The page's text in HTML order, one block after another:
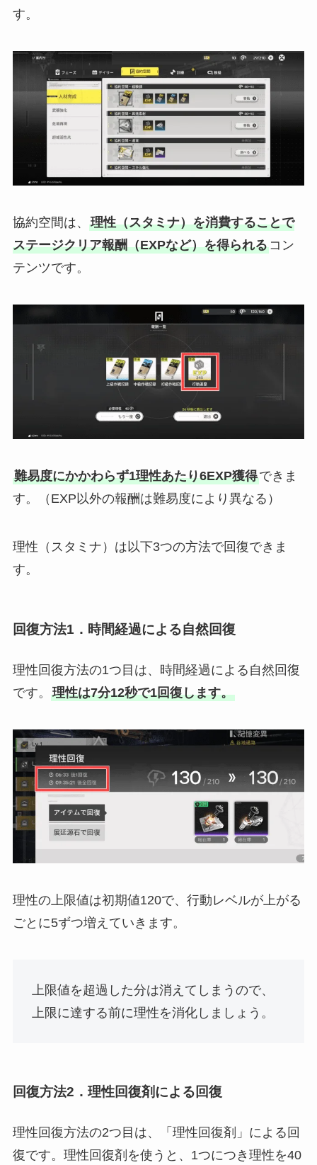
す。
協約空間は、 理性（スタミナ）を消費することで
ステージクリア報酬（EXPなど）を得られるコン
テンツです。
難易度にかかわらず1理性あたり6EXP獲得できま
す。（EXP以外の報酬は難易度により異なる）
理性（スタミナ）は以下3つの方法で回復できま
す。
回復方法1．時間経過による自然回復
理性回復方法の1つ目は、時間経過による自然回復
です。 理性は7分12秒で1回復します。
理性の上限値は初期値120で、行動レベルが上がる
ごとに5ずつ増えていきます。
上限値を超過した分は消えてしまうので、
上限に達する前に理性を消化しましょう。
回復方法2．理性回復剤による回復
理性回復方法の2つ目は、「理性回復剤」による回
復です。理性回復剤を使うと、1つにつき理性を40